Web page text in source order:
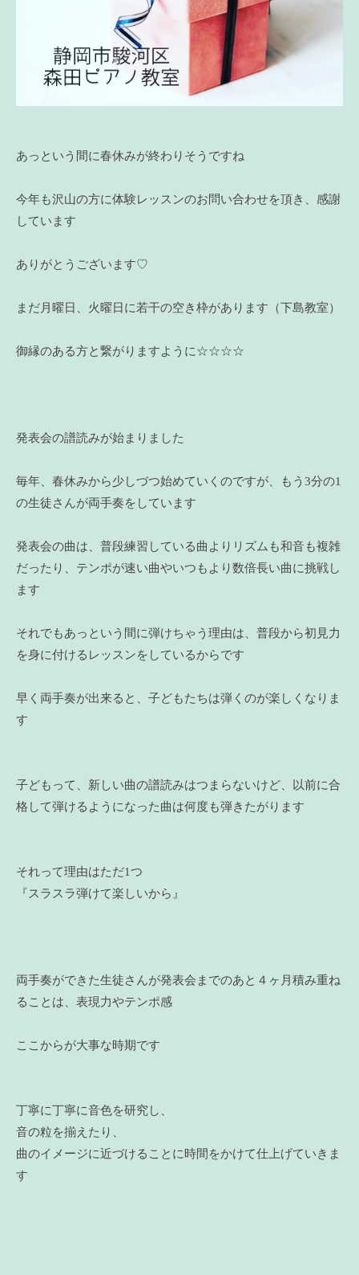
あっという間に春休みが終わりそうですね
今年も沢山の方に体験レッスンのお問い合わせを頂き、感謝
しています
ありがとうございます♡
まだ月曜日、火曜日に若干の空き枠があります（下島教室）
御縁のある方と繋がりますように☆☆☆☆
発表会の譜読みが始まりました
毎年、春休みから少しづつ始めていくのですが、もう3分の1
の生徒さんが両手奏をしています
発表会の曲は、普段練習している曲よりリズムも和音も複雑
だったり、テンポが速い曲やいつもより数倍長い曲に挑戦し
ます
それでもあっという間に弾けちゃう理由は、普段から初見力
を身に付けるレッスンをしているからです
早く両手奏が出来ると、子どもたちは弾くのが楽しくなりま
す
子どもって、新しい曲の譜読みはつまらないけど、以前に合
格して弾けるようになった曲は何度も弾きたがります
それって理由はただ1つ
『スラスラ弾けて楽しいから』
両手奏ができた生徒さんが発表会までのあと４ヶ月積み重ね
ることは、表現力やテンポ感
ここからが大事な時期です
丁寧に丁寧に音色を研究し、
音の粒を揃えたり、
曲のイメージに近づけることに時間をかけて仕上げていきま
す